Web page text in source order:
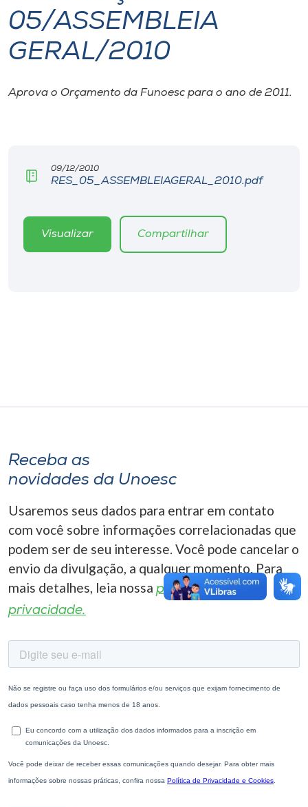
I.nova
Editora
A+
A-
05/ASSEMBLEIA
GERAL/2010
Aprova o Orçamento da Funoesc para o ano de 2011.
09/12/2010
RES_05_ASSEMBLEIAGERAL_2010.pdf
Visualizar Compartilhar
Receba as
novidades da Unoesc
Usaremos seus dados para entrar em contato
com você sobre informações correlacionadas que
podem ser de seu interesse. Você pode cancelar o
envio da divulgação, a qualquer momento. Para
mais detalhes, leia nossa política de
privacidade.